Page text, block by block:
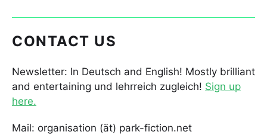
CONTACT US
Newsletter: In Deutsch and English! Mostly brilliant
and entertaining und lehrreich zugleich! Sign up
here.
Mail: organisation (ät) park-fiction.net